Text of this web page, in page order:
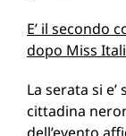
E’ il secondo
dopo Miss
La serata si
cittadina
dell’evento